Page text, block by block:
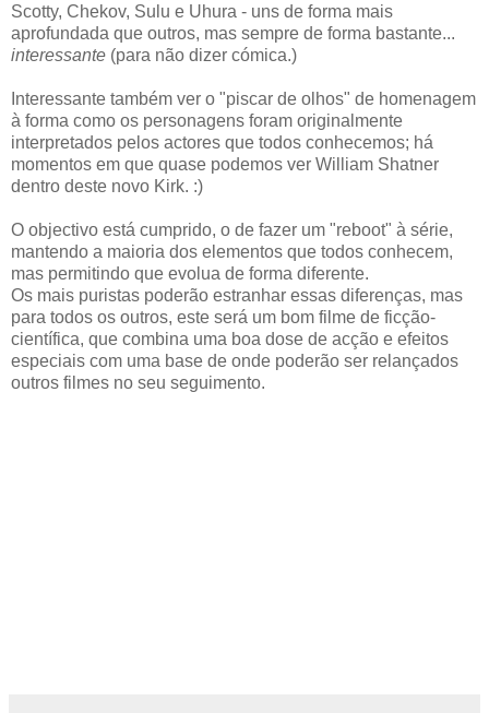
Scotty, Chekov, Sulu e Uhura - uns de forma mais
aprofundada que outros, mas sempre de forma bastante...
interessante (para não dizer cómica.)
Interessante também ver o "piscar de olhos" de homenagem
à forma como os personagens foram originalmente
interpretados pelos actores que todos conhecemos; há
momentos em que quase podemos ver William Shatner
dentro deste novo Kirk. :)
O objectivo está cumprido, o de fazer um "reboot" à série,
mantendo a maioria dos elementos que todos conhecem,
mas permitindo que evolua de forma diferente.
Os mais puristas poderão estranhar essas diferenças, mas
para todos os outros, este será um bom filme de ficção-
científica, que combina uma boa dose de acção e efeitos
especiais com uma base de onde poderão ser relançados
outros filmes no seu seguimento.